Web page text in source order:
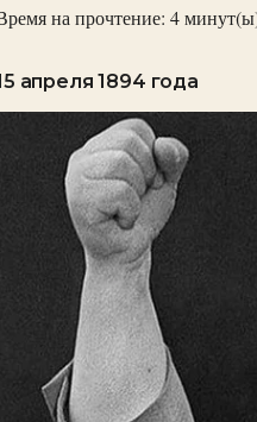
на прочтение: 4
апреля 1894 года